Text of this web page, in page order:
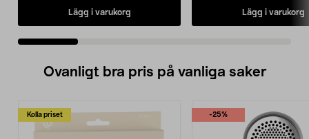
Lägg i varukorg Lägg i varukorg
Ovanligt bra pris på vanliga saker
Kolla priset -25%